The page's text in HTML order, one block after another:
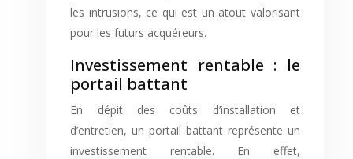
les intrusions, ce qui est un atout valorisant
pour les futurs acquéreurs.
Investissement rentable : le
portail battant
En dépit des coûts d’installation et
d’entretien, un portail battant représente un
investissement rentable. En effet,